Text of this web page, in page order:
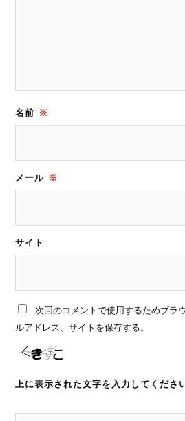
名前 ※
メール ※
サイト
次回のコメントで使用するためブラ
ルアドレス、サイトを保存する。
上に表示された文字を入力してくださ